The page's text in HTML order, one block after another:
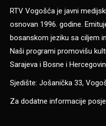
RTV Vogošća je javni
osnovan 1996. godine.
bosanskom jeziku sa ciljem
Naši programi promovišu
Sarajeva i Bosne i
Sjedište: Jošanička 33,
Za dodatne informacije